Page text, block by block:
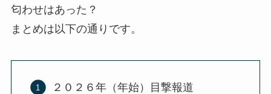
匂わせはあった？
まとめは以下の通りです。
２０２６年（年始）目撃報道